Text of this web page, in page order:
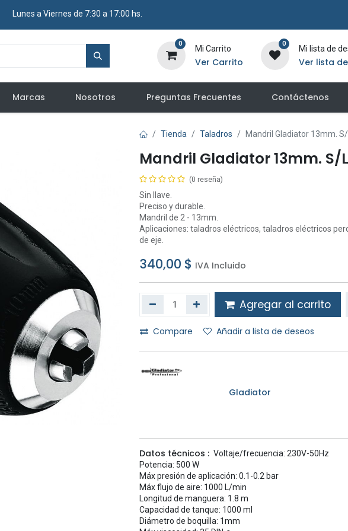
​ Lunes a Viernes de 7:30 a 17:00 hs.
0
Mi Carrito
Ver Carrito
0
Mi lista de
Ver lista
Marcas Nosotros Preguntas Frecuentes Contáctenos
Tienda Taladros Mandril Gladiator 13mm.
Mandril Gladiator 13mm. S/
(0 reseña)
Sin llave.
Preciso y durable.
Mandril de 2 - 13mm.
Aplicaciones: taladros eléctricos, taladros eléctricos
de eje.
340,00 $ IVA Incluido
Agregar al carrito
Compare Añadir a lista de deseos
Gladiator
Datos técnicos : Voltaje/frecuencia: 230V-50Hz
Potencia: 500 W
Máx presión de aplicación: 0.1-0.2 bar
Máx flujo de aire: 1000 L/min
Longitud de manguera: 1.8 m
Capacidad de tanque: 1000 ml
Diámetro de boquilla: 1mm